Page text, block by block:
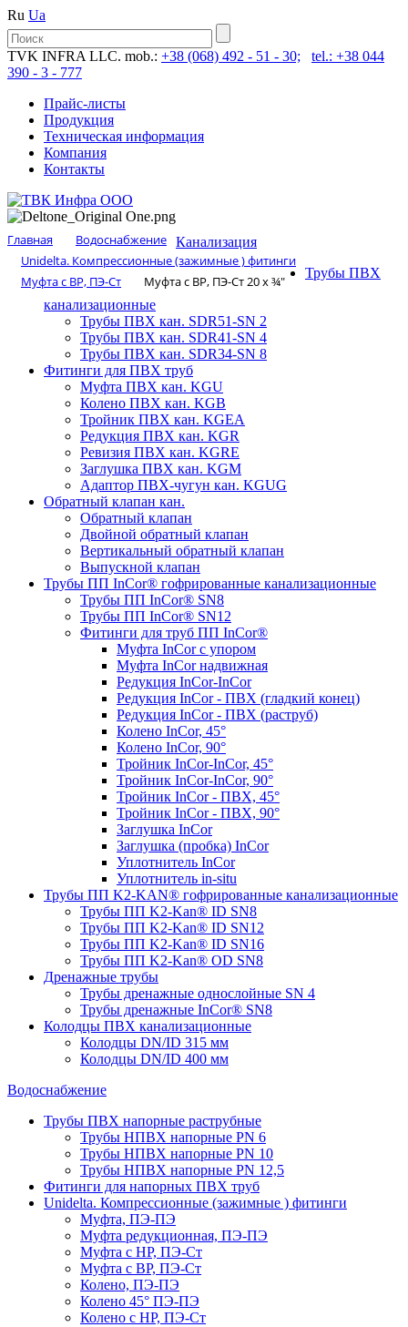
Ru Ua
TVK INFRA LLC. mob.: +38 (068) 492 - 51 - 30;
tel.: +38 044
390 - 3 - 777
Прайс-листы
Продукция
Техническая информация
Компания
Контакты
Главная
Водоснабжение
Unidelta. Компрессионные (зажимные ) фитинги
Муфта с ВР, ПЭ-Ст
Муфта с ВР, ПЭ-Ст 20 х ¾″
Канализация
Трубы ПВХ
канализационные
Трубы ПВХ кан. SDR51-SN 2
Трубы ПВХ кан. SDR41-SN 4
Трубы ПВХ кан. SDR34-SN 8
Фитинги для ПВХ труб
Муфта ПВХ кан. KGU
Колено ПВХ кан. KGB
Тройник ПВХ кан. KGEA
Редукция ПВХ кан. KGR
Ревизия ПВХ кан. KGRE
Заглушка ПВХ кан. KGM
Адаптор ПВХ-чугун кан. KGUG
Обратный клапан кан.
Обратный клапан
Двойной обратный клапан
Вертикальный обратный клапан
Выпускной клапан
Трубы ПП InCor® гофри­рованные канализационные
Трубы ПП InCor® SN8
Трубы ПП InCor® SN12
Фитинги для труб ПП InCor®
Муфта InCor с упором
Муфта InCor надвижная
Редукция InCor-InCor
Редукция InCor - ПВХ (гладкий конец)
Редукция InCor - ПВХ (раструб)
Колено InCor, 45°
Колено InCor, 90°
Тройник InCor-InCor, 45°
Тройник InCor-InCor, 90°
Тройник InCor - ПВХ, 45°
Тройник InCor - ПВХ, 90°
Заглушка InCor
Заглушка (пробка) InCor
Уплотнитель InCor
Уплотнитель in-situ
Трубы ПП K2-KAN® гофри­рованные канализационные
Трубы ПП K2-Kan® ID SN8
Трубы ПП K2-Kan® ID SN12
Трубы ПП K2-Kan® ID SN16
Трубы ПП K2-Kan® OD SN8
Дренажные трубы
Трубы дренажные однослойные SN 4
Трубы дренажные InCor® SN8
Колодцы ПВХ канализационные
Колодцы DN/ID 315 мм
Колодцы DN/ID 400 мм
Водоснабжение
Трубы ПВХ напорные раструбные
Трубы НПВХ напорные PN 6
Трубы НПВХ напорные PN 10
Трубы НПВХ напорные PN 12,5
Фитинги для напорных ПВХ труб
Unidelta. Компрессионные (зажимные ) фитинги
Муфта, ПЭ-ПЭ
Муфта редукционная, ПЭ-ПЭ
Муфта с НР, ПЭ-Ст
Муфта с ВР, ПЭ-Ст
Колено, ПЭ-ПЭ
Колено 45° ПЭ-ПЭ
Колено с НР, ПЭ-Ст